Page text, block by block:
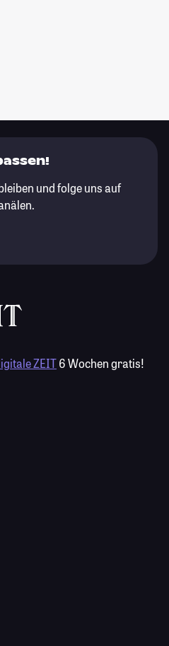
und folge uns auf
ZEIT6 Wochen gratis!